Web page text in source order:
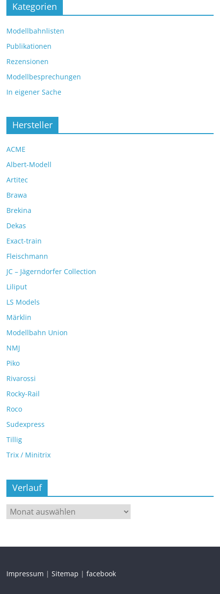
Kategorien
Modellbahnlisten
Publikationen
Rezensionen
Modellbesprechungen
In eigener Sache
Hersteller
ACME
Albert-Modell
Artitec
Brawa
Brekina
Dekas
Exact-train
Fleischmann
JC – Jägerndorfer Collection
Liliput
LS Models
Märklin
Modellbahn Union
NMJ
Piko
Rivarossi
Rocky-Rail
Roco
Sudexpress
Tillig
Trix / Minitrix
Verlauf
Impressum |Sitemap |facebook